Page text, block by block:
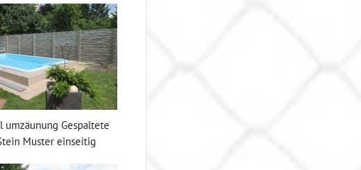
umzäunung Gespaltete
Muster einseitig